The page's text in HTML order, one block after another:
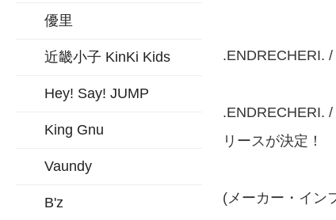
優里
近畿小子 KinKi Kids
Hey! Say! JUMP
King Gnu
Vaundy
B'z
.ENDRECHERI.
.ENDRECHERI.
リースが決定！
(メーカー・イン